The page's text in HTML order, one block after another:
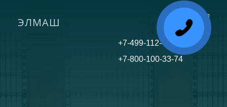
Toggle
ЭЛМАШ
+7-499-112-45-81
+7-800-100-33-74